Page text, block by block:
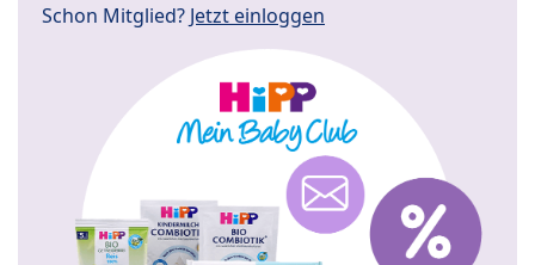
Schon Mitglied? Jetzt einloggen